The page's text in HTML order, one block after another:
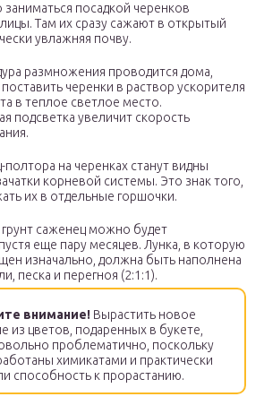
заниматься посадкой черенков
Там их сразу сажают в открытый
увлажняя почву.
размножения проводится дома,
черенки в раствор ускорителя
в теплое светлое место.
подсветка увеличит скорость
полтора на черенках станут видны
корневой системы. Это знак того,
их в отдельные горшочки.
саженец можно будет
еще пару месяцев. Лунка, в которую
изначально, должна быть наполнена
песка и перегноя (2:1:1).
внимание! Вырастить новое
из цветов, подаренных в букете,
проблематично, поскольку
химикатами и практически
способность к прорастанию.